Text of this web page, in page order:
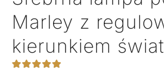
Marley z
kierunkiem